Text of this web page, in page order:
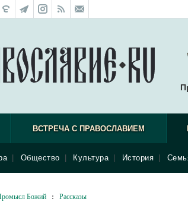
ВСТРЕЧА С ПРАВОСЛАВИЕМ
Общество Культура История
Божий : Рассказы